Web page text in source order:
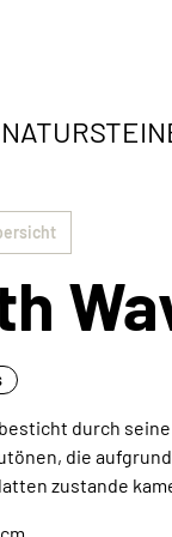
in
Jetzt
erhalte
besticht durch
die
zustande